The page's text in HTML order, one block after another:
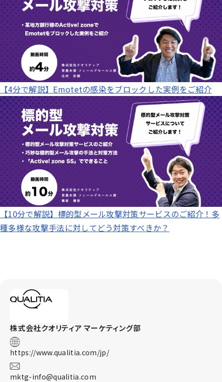
【4分で解説】Emotetの感染をブロックした実例をご紹介
【10分で解説】標的型メール攻撃対策サービスのご紹介！多
種多様な攻撃手法に対してどう対策すべきか？
株式会社クオリティア マーケティング部
https://www.qualitia.com/jp/
mktg-info@qualitia.com